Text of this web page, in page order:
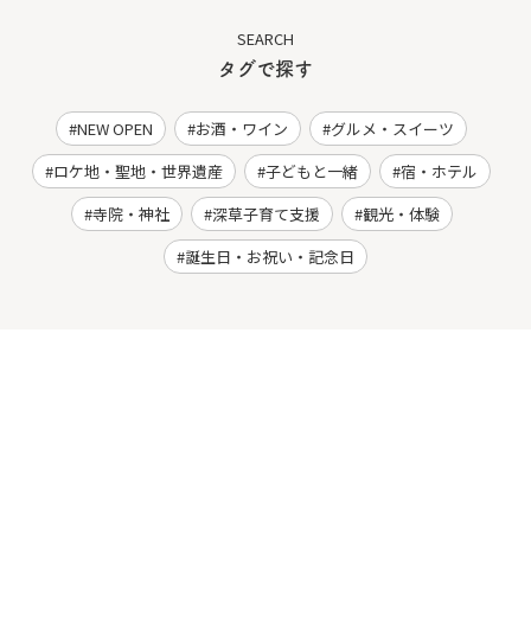
SEARCH
タグで探す
NEW OPEN お酒・ワイン
グルメ・スイーツ
ロケ地・聖地・世界遺産
子どもと一緒
宿・ホテル
寺院・神社
深草子育て支援
観光・体験
誕生日・お祝い・記念日